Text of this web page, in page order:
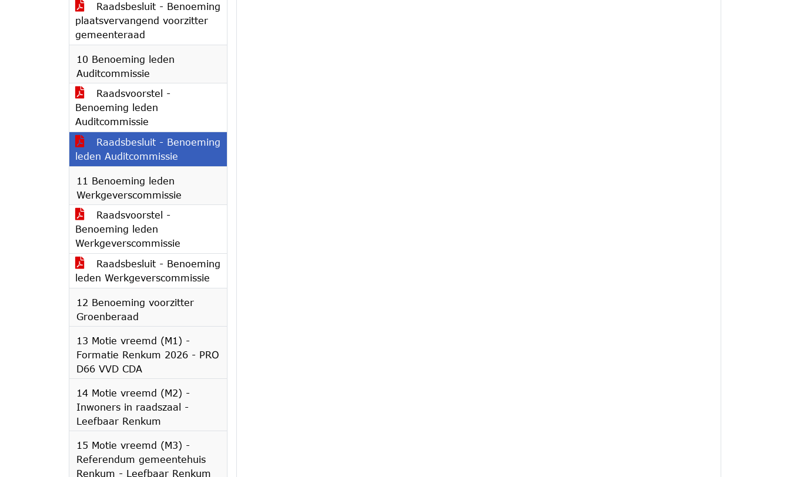
Raadsbesluit - Benoeming
plaatsvervangend voorzitter
gemeenteraad
10 Benoeming leden
Auditcommissie
Raadsvoorstel -
Benoeming leden
Auditcommissie
Raadsbesluit - Benoeming
leden Auditcommissie
11 Benoeming leden
Werkgeverscommissie
Raadsvoorstel -
Benoeming leden
Werkgeverscommissie
Raadsbesluit - Benoeming
leden Werkgeverscommissie
12 Benoeming voorzitter
Groenberaad
13 Motie vreemd (M1) -
Formatie Renkum 2026 - PRO
D66 VVD CDA
14 Motie vreemd (M2) -
Inwoners in raadszaal -
Leefbaar Renkum
15 Motie vreemd (M3) -
Referendum gemeentehuis
Renkum - Leefbaar Renkum